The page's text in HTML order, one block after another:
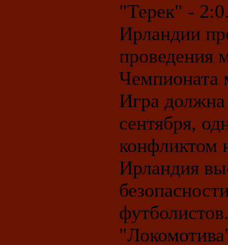
"Терек" -
Ирландии
проведения
Чемпионата
Игра
сентября,
конфликтом
Ирландия